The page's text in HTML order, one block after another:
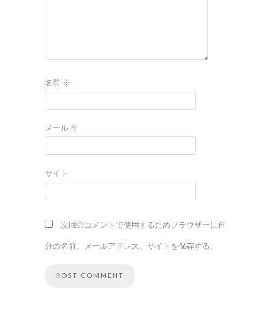
名前 ※
メール ※
サイト
次回のコメントで使用するためブラウザーに自
分の名前、メールアドレス、サイトを保存する。